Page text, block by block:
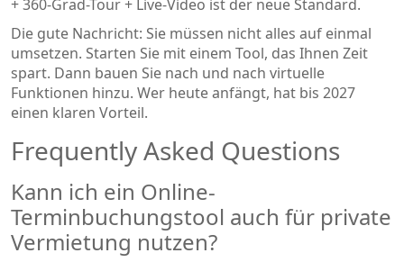
+ 360-Grad-Tour + Live-Video ist der neue Standard.
Die gute Nachricht: Sie müssen nicht alles auf einmal
umsetzen. Starten Sie mit einem Tool, das Ihnen Zeit
spart. Dann bauen Sie nach und nach virtuelle
Funktionen hinzu. Wer heute anfängt, hat bis 2027
einen klaren Vorteil.
Frequently Asked Questions
Kann ich ein Online-
Terminbuchungstool auch für private
Vermietung nutzen?